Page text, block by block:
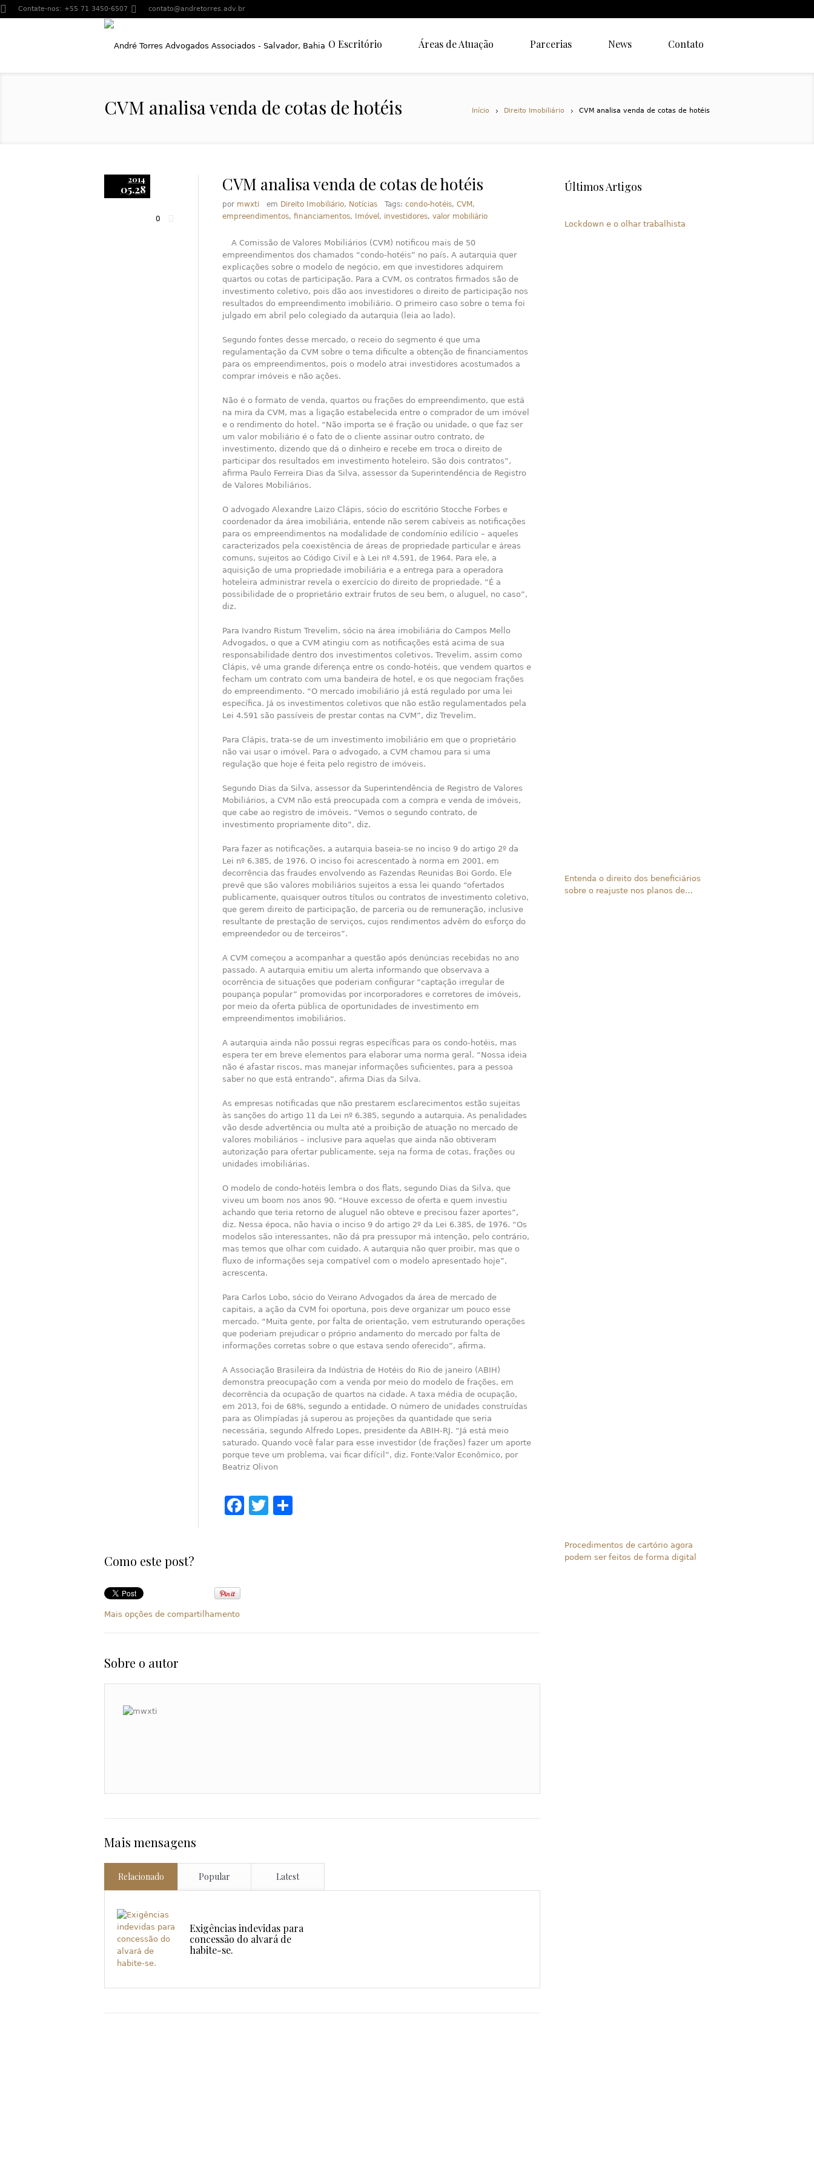
Contate-nos: +55 71 3450-6507 contato@andretorres.adv.br
O Escritório Áreas de Atuação Parcerias News Contato
CVM analisa venda de cotas de hotéis Início Direito Imobiliário CVM analisa venda de cotas de hotéis
2014
05.28
0
CVM analisa venda de cotas de hotéis
por mwxti em Direito Imobiliário, Notícias Tags: condo-hotéis, CVM ,
empreendimentos, financiamentos, Imóvel , investidores, valor mobiliário
A Comissão de Valores Mobiliários (CVM) notificou mais de 50
empreendimentos dos chamados “condo-hotéis” no país. A autarquia quer
explicações sobre o modelo de negócio, em que investidores adquirem
quartos ou cotas de participação. Para a CVM, os contratos firmados são de
investimento coletivo, pois dão aos investidores o direito de participação nos
resultados do empreendimento imobiliário. O primeiro caso sobre o tema foi
julgado em abril pelo colegiado da autarquia (leia ao lado).
Segundo fontes desse mercado, o receio do segmento é que uma
regulamentação da CVM sobre o tema dificulte a obtenção de financiamentos
para os empreendimentos, pois o modelo atrai investidores acostumados a
comprar imóveis e não ações.
Não é o formato de venda, quartos ou frações do empreendimento, que está
na mira da CVM, mas a ligação estabelecida entre o comprador de um imóvel
e o rendimento do hotel. “Não importa se é fração ou unidade, o que faz ser
um valor mobiliário é o fato de o cliente assinar outro contrato, de
investimento, dizendo que dá o dinheiro e recebe em troca o direito de
participar dos resultados em investimento hoteleiro. São dois contratos”,
afirma Paulo Ferreira Dias da Silva, assessor da Superintendência de Registro
de Valores Mobiliários.
O advogado Alexandre Laizo Clápis, sócio do escritório Stocche Forbes e
coordenador da área imobiliária, entende não serem cabíveis as notificações
para os empreendimentos na modalidade de condomínio edilício – aqueles
caracterizados pela coexistência de áreas de propriedade particular e áreas
comuns, sujeitos ao Código Civil e à Lei nº 4.591, de 1964. Para ele, a
aquisição de uma propriedade imobiliária e a entrega para a operadora
hoteleira administrar revela o exercício do direito de propriedade. “É a
possibilidade de o proprietário extrair frutos de seu bem, o aluguel, no caso”,
diz.
Para Ivandro Ristum Trevelim, sócio na área imobiliária do Campos Mello
Advogados, o que a CVM atingiu com as notificações está acima de sua
responsabilidade dentro dos investimentos coletivos. Trevelim, assim como
Clápis, vê uma grande diferença entre os condo-hotéis, que vendem quartos e
fecham um contrato com uma bandeira de hotel, e os que negociam frações
do empreendimento. “O mercado imobiliário já está regulado por uma lei
específica. Já os investimentos coletivos que não estão regulamentados pela
Lei 4.591 são passíveis de prestar contas na CVM”, diz Trevelim.
Para Clápis, trata-se de um investimento imobiliário em que o proprietário
não vai usar o imóvel. Para o advogado, a CVM chamou para si uma
regulação que hoje é feita pelo registro de imóveis.
Segundo Dias da Silva, assessor da Superintendência de Registro de Valores
Mobiliários, a CVM não está preocupada com a compra e venda de imóveis,
que cabe ao registro de imóveis. “Vemos o segundo contrato, de
investimento propriamente dito”, diz.
Para fazer as notificações, a autarquia baseia-se no inciso 9 do artigo 2º da
Lei nº 6.385, de 1976. O inciso foi acrescentado à norma em 2001, em
decorrência das fraudes envolvendo as Fazendas Reunidas Boi Gordo. Ele
prevê que são valores mobiliários sujeitos a essa lei quando “ofertados
publicamente, quaisquer outros títulos ou contratos de investimento coletivo,
que gerem direito de participação, de parceria ou de remuneração, inclusive
resultante de prestação de serviços, cujos rendimentos advêm do esforço do
empreendedor ou de terceiros”.
A CVM começou a acompanhar a questão após denúncias recebidas no ano
passado. A autarquia emitiu um alerta informando que observava a
ocorrência de situações que poderiam configurar “captação irregular de
poupança popular” promovidas por incorporadores e corretores de imóveis,
por meio da oferta pública de oportunidades de investimento em
empreendimentos imobiliários.
A autarquia ainda não possui regras específicas para os condo-hotéis, mas
espera ter em breve elementos para elaborar uma norma geral. “Nossa ideia
não é afastar riscos, mas manejar informações suficientes, para a pessoa
saber no que está entrando”, afirma Dias da Silva.
As empresas notificadas que não prestarem esclarecimentos estão sujeitas
às sanções do artigo 11 da Lei nº 6.385, segundo a autarquia. As penalidades
vão desde advertência ou multa até a proibição de atuação no mercado de
valores mobiliários – inclusive para aquelas que ainda não obtiveram
autorização para ofertar publicamente, seja na forma de cotas, frações ou
unidades imobiliárias.
O modelo de condo-hotéis lembra o dos flats, segundo Dias da Silva, que
viveu um boom nos anos 90. “Houve excesso de oferta e quem investiu
achando que teria retorno de aluguel não obteve e precisou fazer aportes”,
diz. Nessa época, não havia o inciso 9 do artigo 2º da Lei 6.385, de 1976. “Os
modelos são interessantes, não dá pra pressupor má intenção, pelo contrário,
mas temos que olhar com cuidado. A autarquia não quer proibir, mas que o
fluxo de informações seja compatível com o modelo apresentado hoje”,
acrescenta.
Para Carlos Lobo, sócio do Veirano Advogados da área de mercado de
capitais, a ação da CVM foi oportuna, pois deve organizar um pouco esse
mercado. “Muita gente, por falta de orientação, vem estruturando operações
que poderiam prejudicar o próprio andamento do mercado por falta de
informações corretas sobre o que estava sendo oferecido”, afirma.
A Associação Brasileira da Indústria de Hotéis do Rio de janeiro (ABIH)
demonstra preocupação com a venda por meio do modelo de frações, em
decorrência da ocupação de quartos na cidade. A taxa média de ocupação,
em 2013, foi de 68%, segundo a entidade. O número de unidades construídas
para as Olimpíadas já superou as projeções da quantidade que seria
necessária, segundo Alfredo Lopes, presidente da ABIH-RJ. “Já está meio
saturado. Quando você falar para esse investidor (de frações) fazer um aporte
porque teve um problema, vai ficar difícil”, diz. Fonte:Valor Econômico, por
Beatriz Olivon
Facebook
Twitter
Como este post?
Mais opções de compartilhamento
Sobre o autor
Mais mensagens
Relacionado Popular Latest
Exigências indevidas para
concessão do alvará de
habite-se.
Últimos Artigos
Lockdown e o olhar trabalhista
Entenda o direito dos beneficiários
sobre o reajuste nos planos de
Procedimentos de cartório agora
podem ser feitos de forma digital